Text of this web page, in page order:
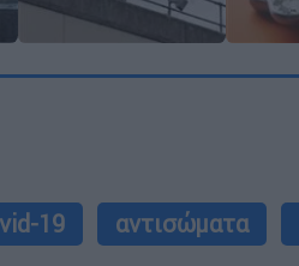
19 αντισώματα